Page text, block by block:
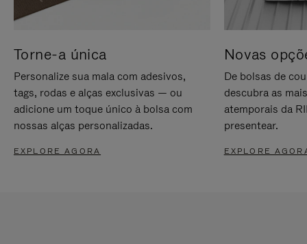
Torne-a única
Personalize sua mala com adesivos,
tags, rodas e alças exclusivas — ou
adicione um toque único à bolsa com
nossas alças personalizadas.
EXPLORE AGORA
Novas
De bolsas de
descubra as
atemporais da
presentear.
EXPLORE